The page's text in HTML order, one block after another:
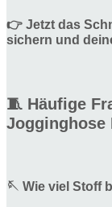
👉 Jetzt das
sichern und
🧵 Häufige
Jogginghose
🪡 Wie viel Stoff